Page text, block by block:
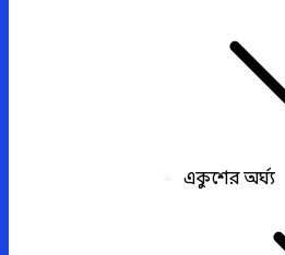
একুশের অর্ঘ্য